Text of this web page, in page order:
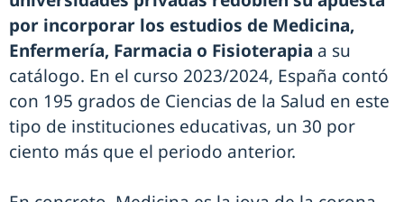
por incorporar los estudios de Medicina,
Enfermería, Farmacia o Fisioterapia a su
catálogo. En el curso 2023/2024, España contó
con 195 grados de Ciencias de la Salud en este
tipo de instituciones educativas, un 30 por
ciento más que el periodo anterior.